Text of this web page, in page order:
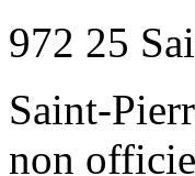
972 25
Saint-
non